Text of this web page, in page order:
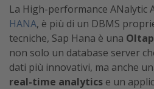
La High-performance ANalytic
HANA, è più di un DBMS
tecniche, Sap Hana è una
non solo un database server
dati più innovativi, ma anche
real-time analytics e un